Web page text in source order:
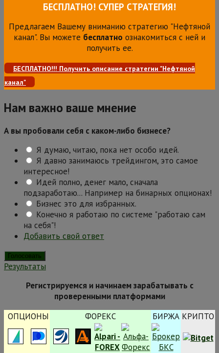
БЕСПЛАТНО! СУПЕР СТРАТЕГИЯ!
Предлагаем Вашему вниманию стратегию "Нефтяной
канал". Вы можете бесплатно ознакомиться с ней и
получить ее.
БЕСПЛАТНО!!! Получить описание стратегии "Нефтяной
канал"
Нам важно ваше мнение
А вы пробовали себя с каком-либо бизнесе?
Я думаю, читаю, пока нет особо идей.
Я давно занимаюсь трейдингом, это самое
интересное!
Идей полно, денег мало, сначала
подзаработаю... Например на бинарных опционах!
Бизнес это для избранных.
Конечно я работаю по системе "работаю сам
на себя"!
Добавить свой ответ
Результаты
Регистрируемся и начинаем зарабатывать с
проверенными платформами
ОПЦИОНЫ
ФОРЕКС БИРЖА КРИПТО